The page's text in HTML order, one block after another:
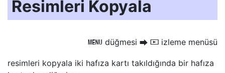
Resimleri Kopyala
G düğmesi U D izleme menüsü
resimleri kopyala iki hafıza kartı takıldığında bir hafıza